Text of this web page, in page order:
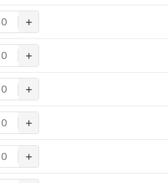
TOLEDO BUNDHOSE
+
TOLEDO BUNDHOSE
+
TOLEDO BUNDHOSE
+
TOLEDO BUNDHOSE
+
TOLEDO BUNDHOSE
+